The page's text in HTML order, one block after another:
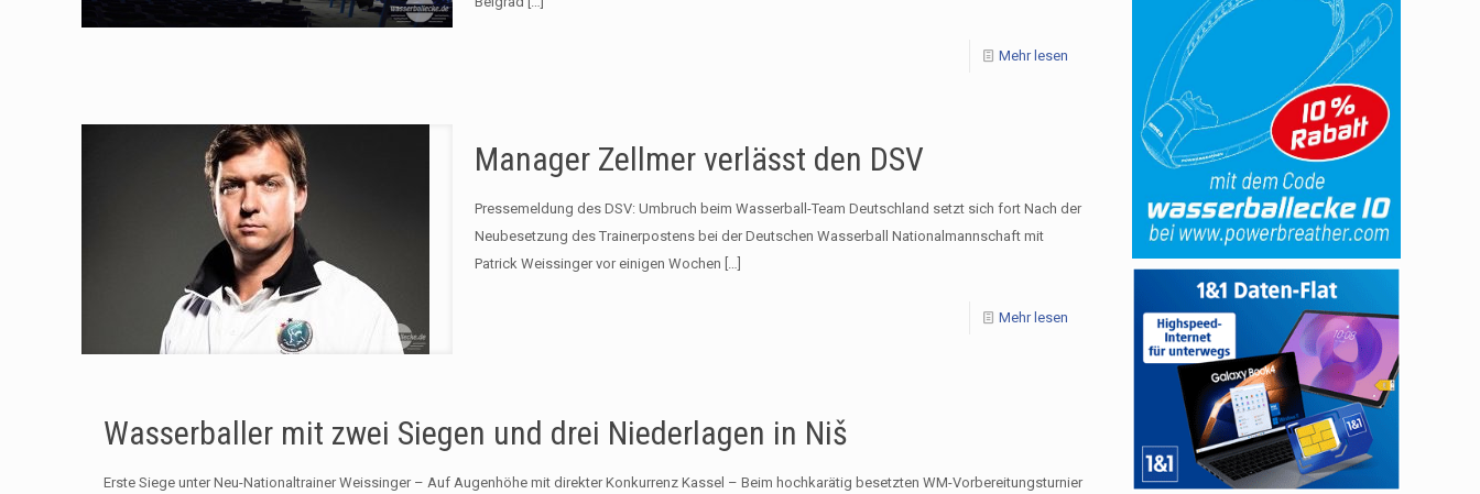
Mehr lesen
Manager Zellmer verlässt den DSV
Pressemeldung des DSV: Umbruch beim Wasserball-Team Deutschland setzt sich fort Nach der
Neubesetzung des Trainerpostens bei der Deutschen Wasserball Nationalmannschaft mit
Patrick Weissinger vor einigen Wochen […]
Mehr lesen
Wasserballer mit zwei Siegen und drei Niederlagen in Niš
Erste Siege unter Neu-Nationaltrainer Weissinger – Auf Augenhöhe mit direkter Konkurrenz Kassel – Beim hochkarätig besetzten WM-Vorbereitungsturnier